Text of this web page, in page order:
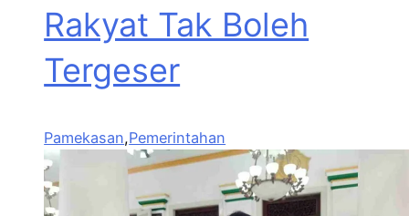
Rakyat Tak Boleh
Tergeser
Pamekasan,Pemerintahan